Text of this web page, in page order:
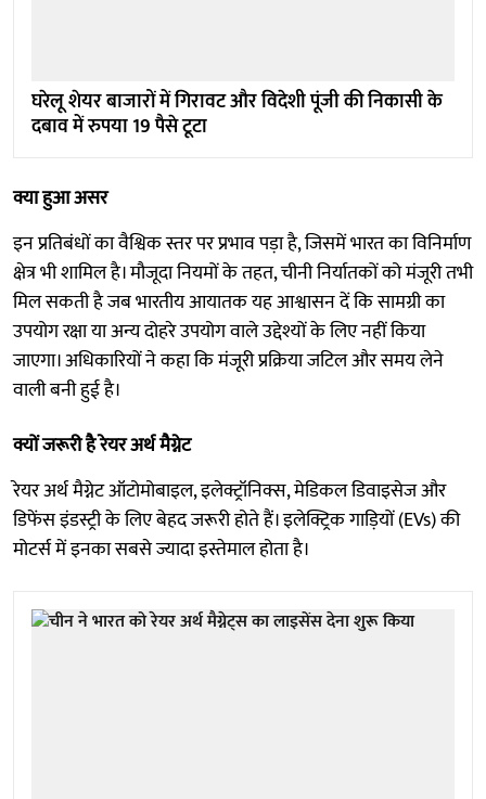
घरेलू शेयर बाजारों में गिरावट और विदेशी पूंजी की निकासी के
दबाव में रुपया 19 पैसे टूटा
क्या हुआ असर
इन प्रतिबंधों का वैश्विक स्तर पर प्रभाव पड़ा है, जिसमें भारत का विनिर्माण
क्षेत्र भी शामिल है। मौजूदा नियमों के तहत, चीनी निर्यातकों को मंजूरी तभी
मिल सकती है जब भारतीय आयातक यह आश्वासन दें कि सामग्री का
उपयोग रक्षा या अन्य दोहरे उपयोग वाले उद्देश्यों के लिए नहीं किया
जाएगा। अधिकारियों ने कहा कि मंजूरी प्रक्रिया जटिल और समय लेने
वाली बनी हुई है।
क्यों जरूरी है रेयर अर्थ मैग्नेट
रेयर अर्थ मैग्नेट ऑटोमोबाइल, इलेक्ट्रॉनिक्स, मेडिकल डिवाइसेज और
डिफेंस इंडस्ट्री के लिए बेहद जरूरी होते हैं। इलेक्ट्रिक गाड़ियों (EVs) की
मोटर्स में इनका सबसे ज्यादा इस्तेमाल होता है।